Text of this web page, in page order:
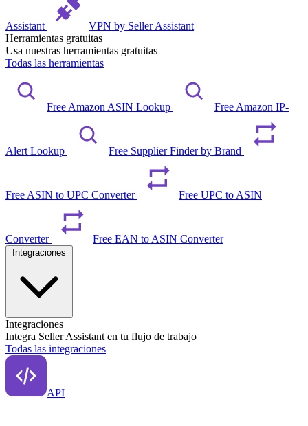
Assistant
VPN by Seller Assistant
Herramientas gratuitas
Usa nuestras herramientas gratuitas
Todas las herramientas
Free Amazon ASIN Lookup Free Amazon IP-
Alert Lookup Free Supplier Finder by Brand
Free ASIN to UPC Converter Free UPC to ASIN
Converter Free EAN to ASIN Converter
Integraciones
Integra Seller Assistant en tu flujo de trabajo
Todas las integraciones
API